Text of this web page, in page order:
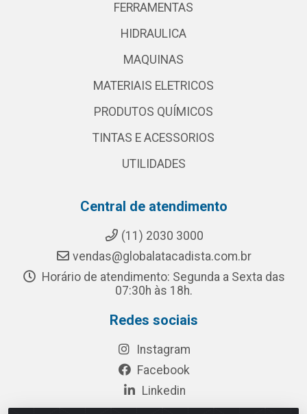
FERRAMENTAS
HIDRAULICA
MAQUINAS
MATERIAIS ELETRICOS
PRODUTOS QUÍMICOS
TINTAS E ACESSORIOS
UTILIDADES
Central de atendimento
(11) 2030 3000
vendas@globalatacadista.com.br
Horário de atendimento: Segunda a Sexta das
07:30h às 18h.
Redes sociais
Instagram
Facebook
Linkedin